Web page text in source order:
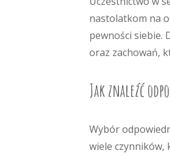
nastolatkom na
pewności siebie.
oraz zachowań,
Jak znaleźć
Wybór
wiele czynników,